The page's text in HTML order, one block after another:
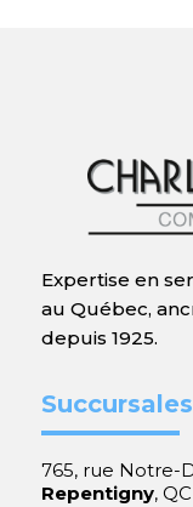
Expertise en
au Québec,
depuis 1925.
Succursales
765, rue Notre-
Repentigny,